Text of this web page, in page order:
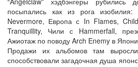
посыпались как из рога
Nevermore, Европа с In Flames,
Tranquillity, Чили с Hammerfall,
Ажиотаж по поводу Arch Enemy в
Продажи их альбомов там
способствовали загадочная душа